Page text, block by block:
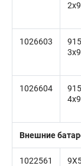
1026603
1026604
Внешние
1022561